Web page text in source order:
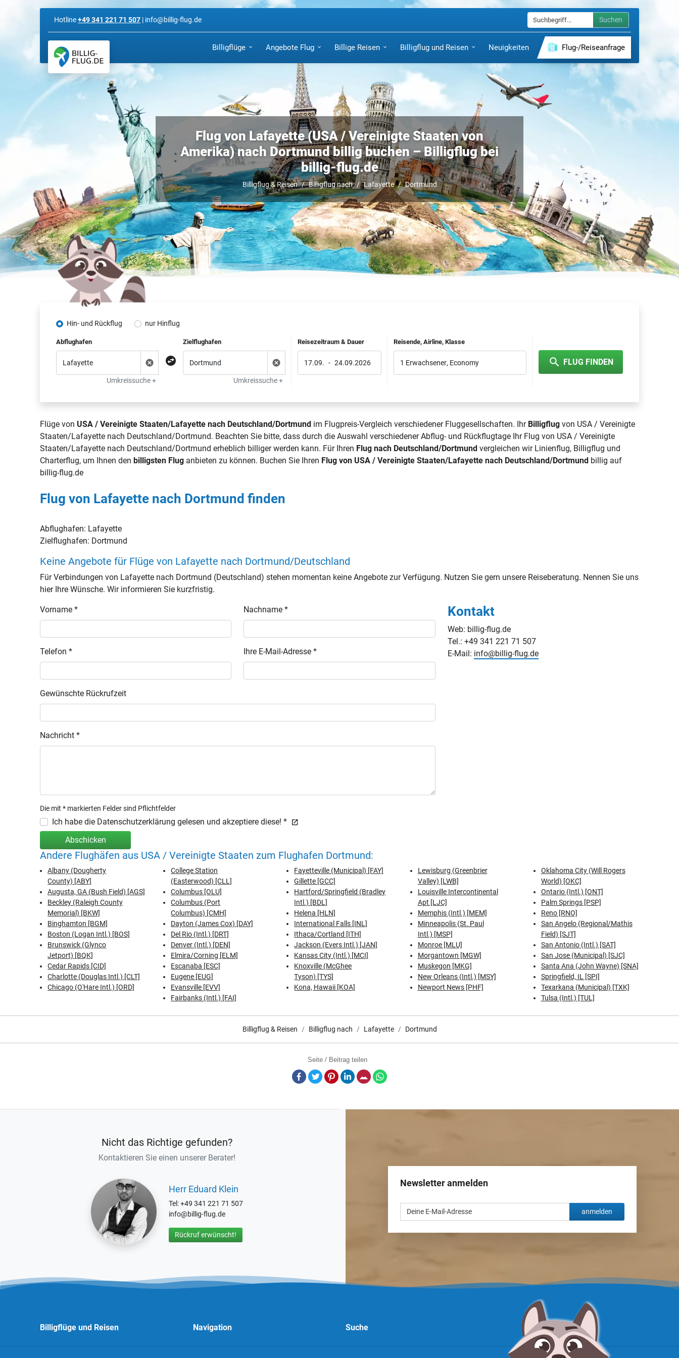
Hotline+49 341 221 71 507 | info@billig-flug.de Suchen
Billigflüge Angebote Flug Billige Reisen Billigflug und Reisen Neuigkeiten Flug-/Reiseanfrage
Flug von Lafayette (USA / Vereinigte Staaten von
Amerika) nach Dortmund billig buchen – Billigflug bei
billig-flug.de
Billigflug & Reisen Billigflug nach Lafayette Dortmund
Hin- und Rückflug nur Hinflug
Abflughafen
Umkreissuche +
Zielflughafen
Umkreissuche +
Reisezeitraum & Dauer
17.09. - 24.09.2026
Reisende, Airline, Klasse
1 Erwachsener, Economy FLUG FINDEN
Flüge von USA / Vereinigte Staaten/Lafayette nach Deutschland/Dortmund im Flugpreis-Vergleich verschiedener Fluggesellschaften. Ihr Billigflug von USA / Vereinigte
Staaten/Lafayette nach Deutschland/Dortmund. Beachten Sie bitte, dass durch die Auswahl verschiedener Abflug- und Rückflugtage Ihr Flug von USA / Vereinigte
Staaten/Lafayette nach Deutschland/Dortmund erheblich billiger werden kann. Für Ihren Flug nach Deutschland/Dortmund vergleichen wir Linienflug, Billigflug und
Charterflug, um Ihnen denbilligsten Flug anbieten zu können. Buchen Sie Ihren Flug von USA / Vereinigte Staaten/Lafayette nach Deutschland/Dortmund billig auf
billig-flug.de
Flug von Lafayette nach Dortmund finden
Abflughafen: Lafayette
Zielflughafen: Dortmund
Keine Angebote für Flüge von Lafayette nach Dortmund/Deutschland
Für Verbindungen von Lafayette nach Dortmund (Deutschland) stehen momentan keine Angebote zur Verfügung. Nutzen Sie gern unsere Reiseberatung. Nennen Sie uns
hier Ihre Wünsche. Wir informieren Sie kurzfristig.
Vorname * Nachname *
Telefon * Ihre E-Mail-Adresse *
Gewünschte Rückrufzeit
Nachricht *
Die mit * markierten Felder sind Pflichtfelder
Ich habe die Datenschutzerklärung gelesen und akzeptiere diese! *
Abschicken
Kontakt
Web: billig-flug.de
Tel.: +49 341 221 71 507
E-Mail: info@billig-flug.de
Andere Flughäfen aus USA / Vereinigte Staaten zum Flughafen Dortmund:
Albany (Dougherty
County) [ABY]
Augusta, GA (Bush Field) [AGS]
Beckley (Raleigh County
Memorial) [BKW]
Binghamton [BGM]
Boston (Logan Intl.) [BOS]
Brunswick (Glynco
Jetport) [BQK]
Cedar Rapids [CID]
Charlotte (Douglas Intl.) [CLT]
Chicago (O'Hare Intl.) [ORD]
College Station
(Easterwood) [CLL]
Columbus [OLU]
Columbus (Port
Columbus) [CMH]
Dayton (James Cox) [DAY]
Del Rio (Intl.) [DRT]
Denver (Intl.) [DEN]
Elmira/Corning [ELM]
Escanaba [ESC]
Eugene [EUG]
Evansville [EVV]
Fairbanks (Intl.) [FAI]
Fayetteville (Municipal) [FAY]
Gillette [GCC]
Hartford/Springfield (Bradley
Intl.) [BDL]
Helena [HLN]
International Falls [INL]
Ithaca/Cortland [ITH]
Jackson (Evers Intl.) [JAN]
Kansas City (Intl.) [MCI]
Knoxville (McGhee
Tyson) [TYS]
Kona, Hawaii [KOA]
Lewisburg (Greenbrier
Valley) [LWB]
Louisville Intercontinental
Apt [LJC]
Memphis (Intl.) [MEM]
Minneapolis (St. Paul
Intl.) [MSP]
Monroe [MLU]
Morgantown [MGW]
Muskegon [MKG]
New Orleans (Intl.) [MSY]
Newport News [PHF]
Oklahoma City (Will Rogers
World) [OKC]
Ontario (Intl.) [ONT]
Palm Springs [PSP]
Reno [RNO]
San Angelo (Regional/Mathis
Field) [SJT]
San Antonio (Intl.) [SAT]
San Jose (Municipal) [SJC]
Santa Ana (John Wayne) [SNA]
Springfield, IL [SPI]
Texarkana (Municipal) [TXK]
Tulsa (Intl.) [TUL]
Billigflug & Reisen Billigflug nach Lafayette Dortmund
Seite / Beitrag teilen
Facebook
TwitterPinterestLinkedInE-Mail
Nicht das Richtige gefunden?
Kontaktieren Sie einen unserer Berater!
Herr Eduard Klein
Tel: +49 341 221 71 507
info@billig-flug.de
Rückruf erwünscht!
Newsletter anmelden
anmelden
Billigflüge und Reisen Navigation Suche